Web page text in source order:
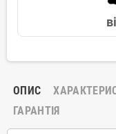
ОПИС
ГАРАНТІЯ